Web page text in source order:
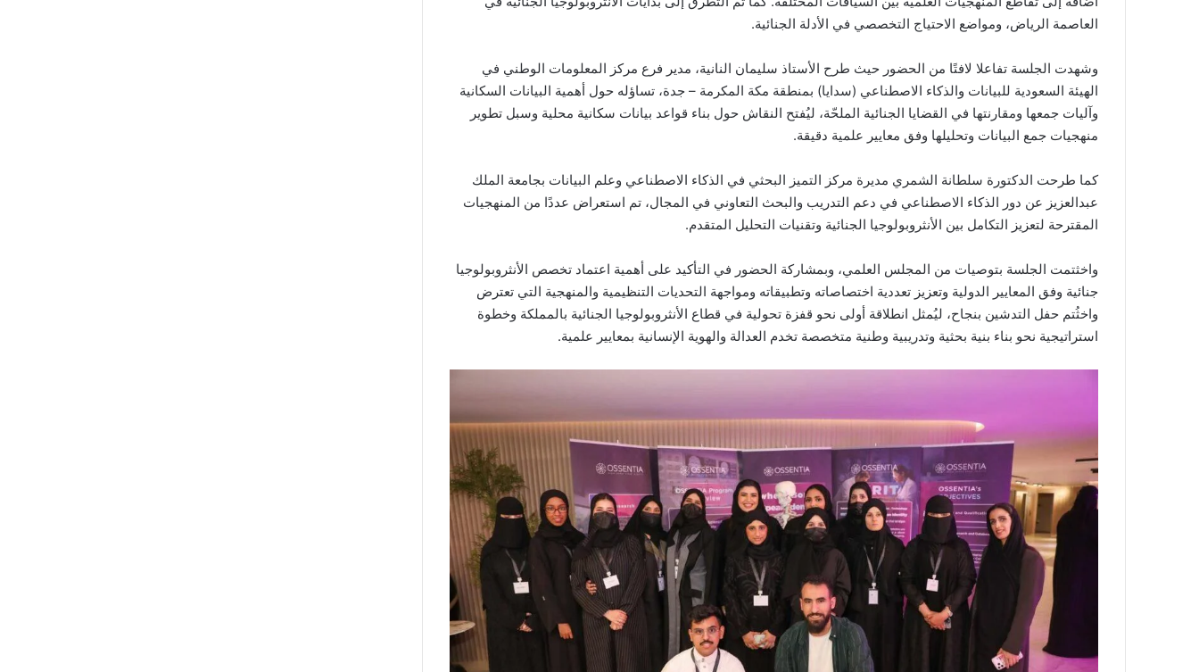
العاصمة الرياض، ومواضع الاحتياج التخصصي في الأدلة الجنائية.
وشهدت الجلسة تفاعلا لافتًا من الحضور حيث طرح الأستاذ سليمان النانية، مدير فرع مركز المعلومات الوطني في
الهيئة السعودية للبيانات والذكاء الاصطناعي (سدايا) بمنطقة مكة المكرمة – جدة، تساؤله حول أهمية البيانات السكانية
وآليات جمعها ومقارنتها في القضايا الجنائية الملحّة، ليُفتح النقاش حول بناء قواعد بيانات سكانية محلية وسبل تطوير
منهجيات جمع البيانات وتحليلها وفق معايير علمية دقيقة.
كما طرحت الدكتورة سلطانة الشمري مديرة مركز التميز البحثي في الذكاء الاصطناعي وعلم البيانات بجامعة الملك
عبدالعزيز عن دور الذكاء الاصطناعي في دعم التدريب والبحث التعاوني في المجال، تم استعراض عددًا من المنهجيات
المقترحة لتعزيز التكامل بين الأنثروبولوجيا الجنائية وتقنيات التحليل المتقدم.
واخثتمت الجلسة بتوصيات من المجلس العلمي، وبمشاركة الحضور في التأكيد على أهمية اعتماد تخصص الأنثروبولوجيا
جنائية وفق المعايير الدولية وتعزيز تعددية اختصاصاته وتطبيقاته ومواجهة التحديات التنظيمية والمنهجية التي تعترض
واخثُتم حفل التدشين بنجاح، ليُمثل انطلاقة أولى نحو قفزة تحولية في قطاع الأنثروبولوجيا الجنائية بالمملكة وخطوة
استراتيجية نحو بناء بنية بحثية وتدريبية وطنية متخصصة تخدم العدالة والهوية الإنسانية بمعايير علمية.